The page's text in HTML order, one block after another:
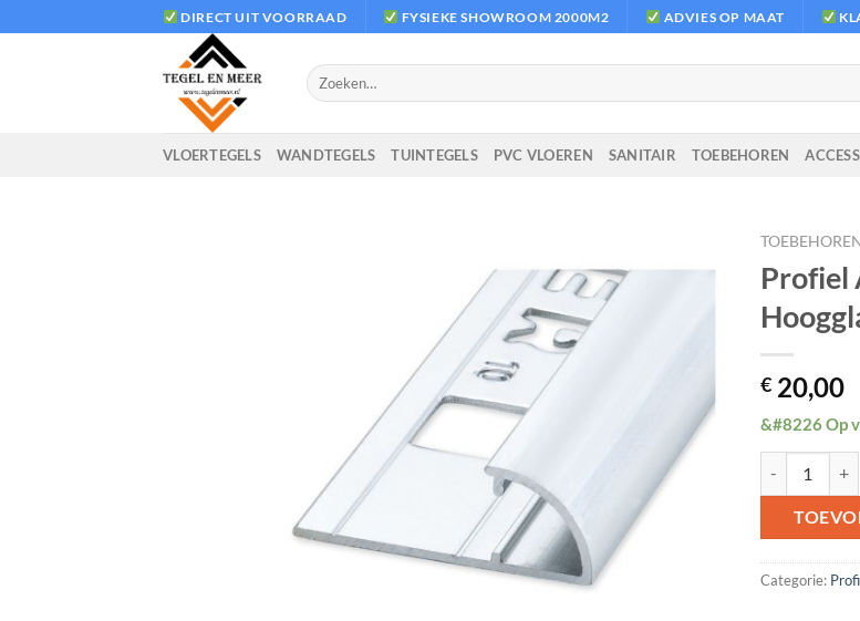
naar
DIRECT UIT VOORRAAD FYSIEKE SHOWROOM 2000M2 ADVIES OP MAAT
Zoeken
naar:
VLOERTEGELS WANDTEGELS TUINTEGELS PVC VLOEREN SANITAIR TOEBEHOREN
Profiel
€ 20,00
&#8226 Op
Categorie: